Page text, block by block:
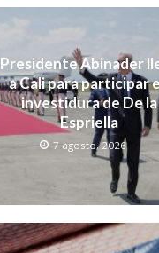
Presidente Abinader
a Cali para participar
investidura de De la
Espriella
7 agosto, 2026